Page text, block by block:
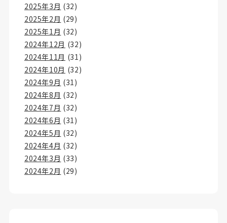
2025年3月 (32)
2025年2月 (29)
2025年1月 (32)
2024年12月 (32)
2024年11月 (31)
2024年10月 (32)
2024年9月 (31)
2024年8月 (32)
2024年7月 (32)
2024年6月 (31)
2024年5月 (32)
2024年4月 (32)
2024年3月 (33)
2024年2月 (29)